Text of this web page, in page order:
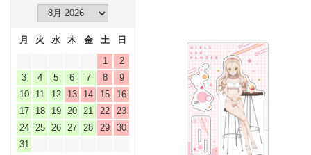
月 火 水 木 金 土
日
1
2
3
4 5 6 7 8
9
10
11 12 13 14 15
16
17
18 19 20 21 22
23
24
25 26 27 28 29
30
31